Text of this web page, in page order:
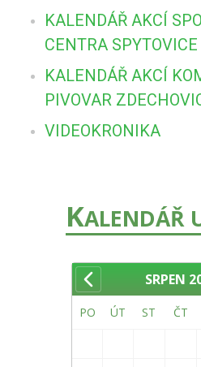
KALENDÁŘ AKCÍ
CENTRA SPYTOVICE
KALENDÁŘ AKCÍ
PIVOVAR
VIDEOKRONIKA
KALENDÁŘ
SRPEN
PO ÚT ST ČT